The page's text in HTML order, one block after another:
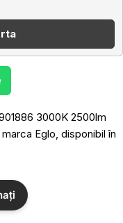
3000K 2500lm
Eglo, disponibil în